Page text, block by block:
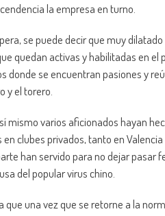
la empresa en turno.
se puede decir que muy
quedan activas y habilitadas en
donde se encuentran pasiones y
y el torero.
mismo varios aficionados hayan
clubes privados, tanto en
han servido para no dejar pasar
del popular virus chino.
que una vez que se retorne a la